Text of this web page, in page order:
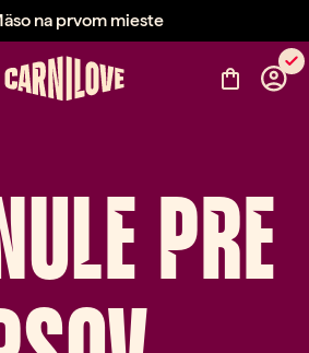
na prvom mieste
Položka 2 z 3: Mäso na prvom
PRE